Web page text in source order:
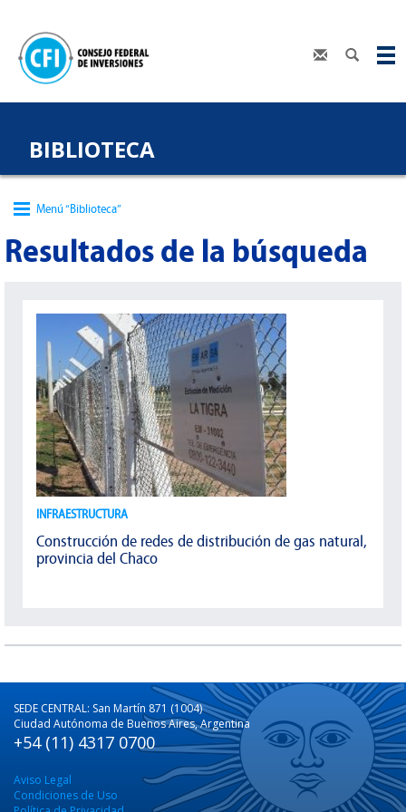
BIBLIOTECA
Menú “Biblioteca”
Resultados de la búsqueda
INFRAESTRUCTURA
Construcción de redes de distribución de gas natural,
provincia del Chaco
SEDE CENTRAL: San Martín 871 (1004)
Ciudad Autónoma de Buenos Aires, Argentina
+54 (11) 4317 0700
Aviso Legal
Condiciones de Uso